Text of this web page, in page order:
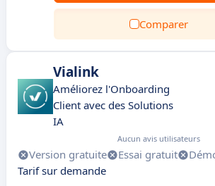
Comparer
Vialink
Améliorez l'Onboarding
Client avec des Solutions
IA
Aucun avis utilisateurs
Version gratuite Essai gratuit
Tarif sur demande